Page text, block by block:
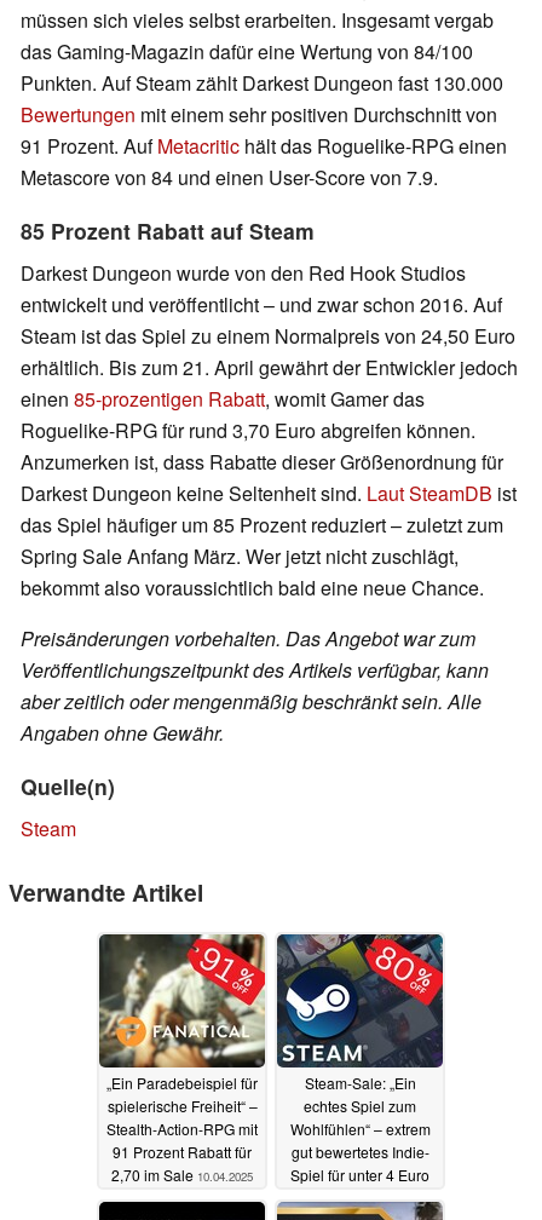
müssen sich vieles selbst erarbeiten. Insgesamt vergab
das Gaming-Magazin dafür eine Wertung von 84/100
Punkten. Auf Steam zählt Darkest Dungeon fast 130.000
Bewertungen mit einem sehr positiven Durchschnitt von
91 Prozent. AufMetacritic hält das Roguelike-RPG einen
Metascore von 84 und einen User-Score von 7.9.
85 Prozent Rabatt auf Steam
Darkest Dungeon wurde von den Red Hook Studios
entwickelt und veröffentlicht – und zwar schon 2016. Auf
Steam ist das Spiel zu einem Normalpreis von 24,50 Euro
erhältlich. Bis zum 21. April gewährt der Entwickler jedoch
einen 85-prozentigen Rabatt, womit Gamer das
Roguelike-RPG für rund 3,70 Euro abgreifen können.
Anzumerken ist, dass Rabatte dieser Größenordnung für
Darkest Dungeon keine Seltenheit sind. Laut SteamDB ist
das Spiel häufiger um 85 Prozent reduziert – zuletzt zum
Spring Sale Anfang März. Wer jetzt nicht zuschlägt,
bekommt also voraussichtlich bald eine neue Chance.
Preisänderungen vorbehalten. Das Angebot war zum
Veröffentlichungszeitpunkt des Artikels verfügbar, kann
aber zeitlich oder mengenmäßig beschränkt sein. Alle
Angaben ohne Gewähr.
Quelle(n)
Steam
Verwandte Artikel
„Ein Paradebeispiel für
spielerische Freiheit“ –
Stealth-Action-RPG mit
91 Prozent Rabatt für
2,70 im Sale 10.04.2025
Steam-Sale: „Ein
echtes Spiel zum
Wohlfühlen“ – extrem
gut bewertetes Indie-
Spiel für unter 4 Euro
abzusahnen09.04.2025